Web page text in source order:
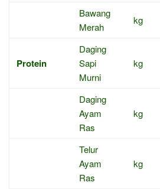
Bawang
Merah
kg
Protein
Daging
Sapi
Murni
kg
Daging
Ayam
Ras
kg
Telur
Ayam
Ras
kg